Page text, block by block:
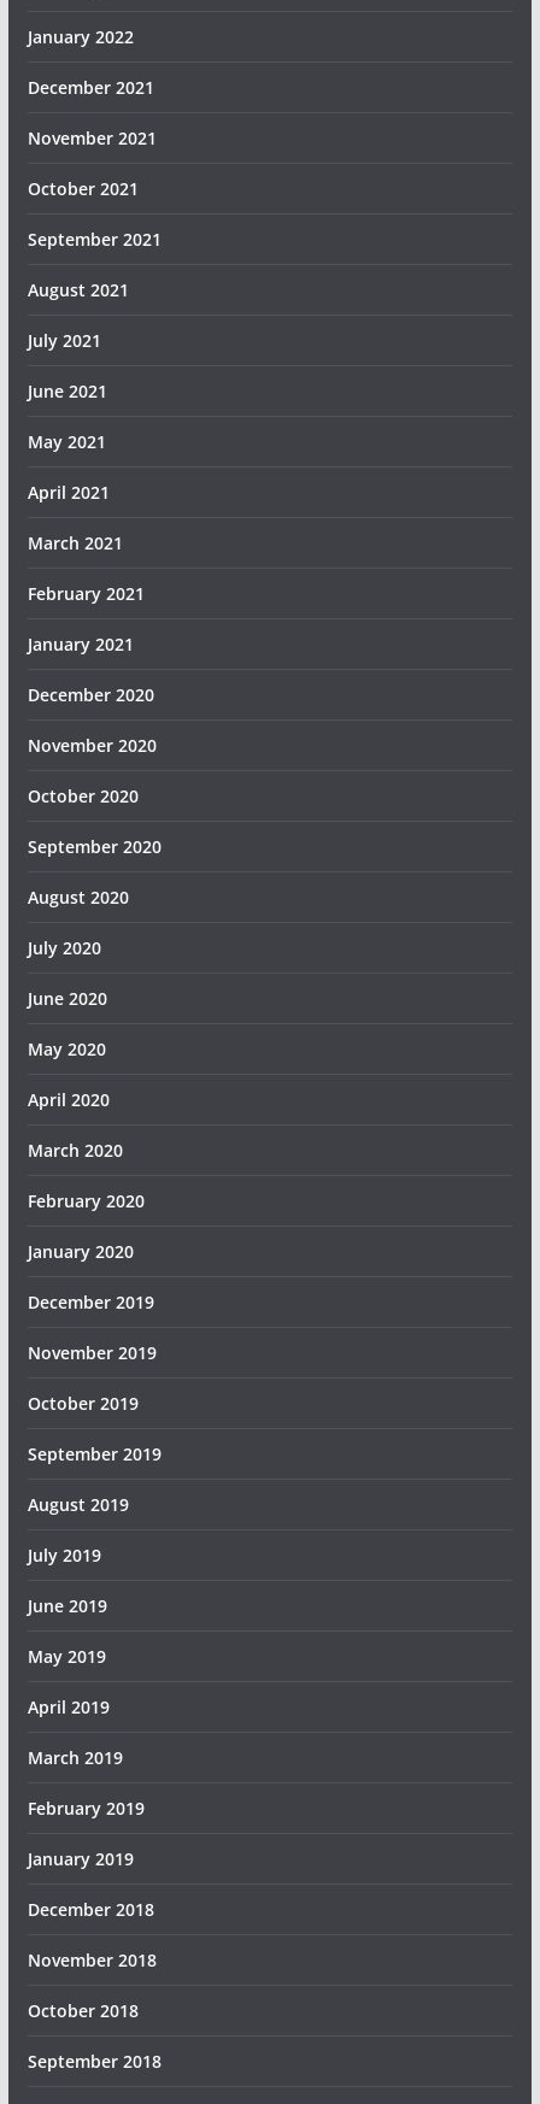
January 2022
December 2021
November 2021
October 2021
September 2021
August 2021
July 2021
June 2021
May 2021
April 2021
March 2021
February 2021
January 2021
December 2020
November 2020
October 2020
September 2020
August 2020
July 2020
June 2020
May 2020
April 2020
March 2020
February 2020
January 2020
December 2019
November 2019
October 2019
September 2019
August 2019
July 2019
June 2019
May 2019
April 2019
March 2019
February 2019
January 2019
December 2018
November 2018
October 2018
September 2018